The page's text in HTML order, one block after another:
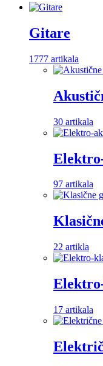
Gitare
1777 artikala
30 artikala
97 artikala
22 artikla
17 artikala